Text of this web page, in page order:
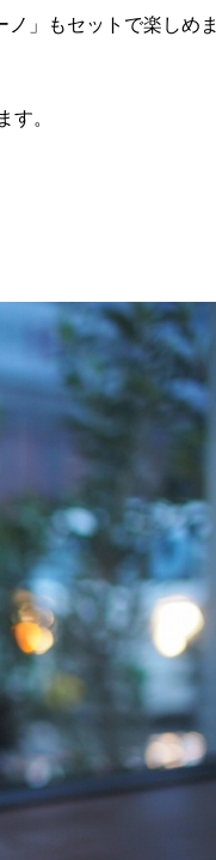
」もセットで楽しめま
す。